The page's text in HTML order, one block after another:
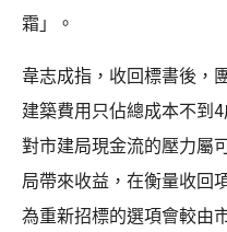
霜」。
韋志成指，收回標書後，
建築費用只佔總成本不到
對市建局現金流的壓力屬
局帶來收益，在衡量收回
為重新招標的選項會較由